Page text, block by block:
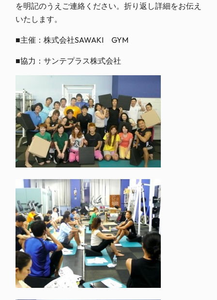
を明記のうえご連絡ください。折り返し詳細をお伝え
いたします。
■主催：株式会社SAWAKI GYM
■協力：サンテプラス株式会社